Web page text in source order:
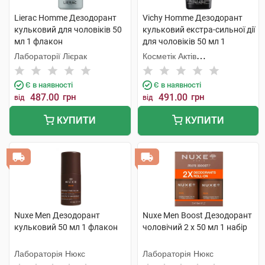
Lierac Homme Дезодорант
кульковий для чоловіків 50
мл 1 флакон
Лабораторії Лієрак
Є в наявності
від 487.00 грн
КУПИТИ
Vichy Homme Дезодорант
кульковий екстра-сильної дії
для чоловіків 50 мл 1
флакон
Косметік Актів
Інтернаціональ
Є в наявності
від 491.00 грн
КУПИТИ
Nuxe Men Дезодорант
кульковий 50 мл 1 флакон
Лабораторія Нюкс
Nuxe Men Boost Дезодорант
чоловічий 2 х 50 мл 1 набір
Лабораторія Нюкс